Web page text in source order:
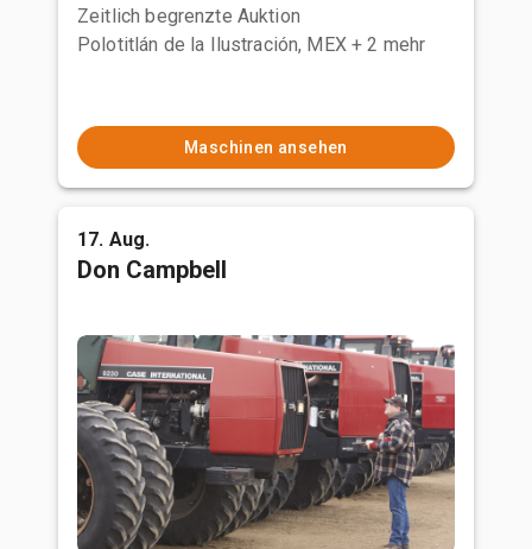
Zeitlich begrenzte Auktion
Polotitlán de la Ilustración, MEX + 2 mehr
Maschinen ansehen
17. Aug.
Don Campbell